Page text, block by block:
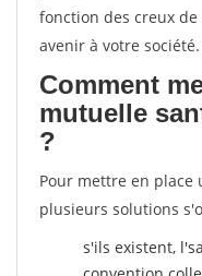
fonction des creux
avenir à votre société.
Comment
mutuelle
?
Pour mettre en place
plusieurs solutions
s'ils existent,